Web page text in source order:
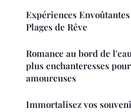
Expériences
Plages de Rêve
Romance au bord de
plus enchanteresses
amoureuses
Immortalisez vos